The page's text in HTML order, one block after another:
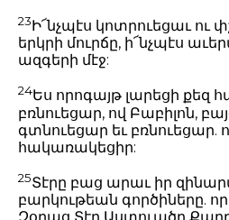
23Ի՜նչպէս կոտրուեցաւ ու
երկրի մուրճը, ի՜նչպէս
ազգերի մէջ:
24Ես որոգայթ լարեցի քեզ
բռնուեցար, ով Բաբիլոն,
գտնուեցար եւ բռնուեցար.
հակառակեցիր:
25Տէրը բաց արաւ իր
բարկութեան գործիները.